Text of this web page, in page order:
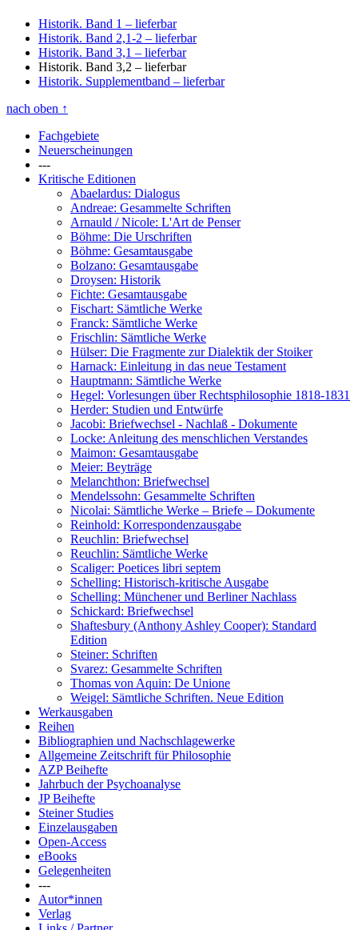
Historik. Band 1 – lieferbar
Historik. Band 2,1-2 – lieferbar
Historik. Band 3,1 – lieferbar
Historik. Band 3,2 – lieferbar
Historik. Supplementband – lieferbar
nach oben ↑
Fachgebiete
Neuerscheinungen
---
Kritische Editionen
Abaelardus: Dialogus
Andreae: Gesammelte Schriften
Arnauld / Nicole: L'Art de Penser
Böhme: Die Urschriften
Böhme: Gesamtausgabe
Bolzano: Gesamtausgabe
Droysen: Historik
Fichte: Gesamtausgabe
Fischart: Sämtliche Werke
Franck: Sämtliche Werke
Frischlin: Sämtliche Werke
Hülser: Die Fragmente zur Dialektik der Stoiker
Harnack: Einleitung in das neue Testament
Hauptmann: Sämtliche Werke
Hegel: Vorlesungen über Rechtsphilosophie 1818-1831
Herder: Studien und Entwürfe
Jacobi: Briefwechsel - Nachlaß - Dokumente
Locke: Anleitung des menschlichen Verstandes
Maimon: Gesamtausgabe
Meier: Beyträge
Melanchthon: Briefwechsel
Mendelssohn: Gesammelte Schriften
Nicolai: Sämtliche Werke – Briefe – Dokumente
Reinhold: Korrespondenzausgabe
Reuchlin: Briefwechsel
Reuchlin: Sämtliche Werke
Scaliger: Poetices libri septem
Schelling: Historisch-kritische Ausgabe
Schelling: Münchener und Berliner Nachlass
Schickard: Briefwechsel
Shaftesbury (Anthony Ashley Cooper): Standard
Edition
Steiner: Schriften
Svarez: Gesammelte Schriften
Thomas von Aquin: De Unione
Weigel: Sämtliche Schriften. Neue Edition
Werkausgaben
Reihen
Bibliographien und Nachschlagewerke
Allgemeine Zeitschrift für Philosophie
AZP Beihefte
Jahrbuch der Psychoanalyse
JP Beihefte
Steiner Studies
Einzelausgaben
Open-Access
eBooks
Gelegenheiten
---
Autor*innen
Verlag